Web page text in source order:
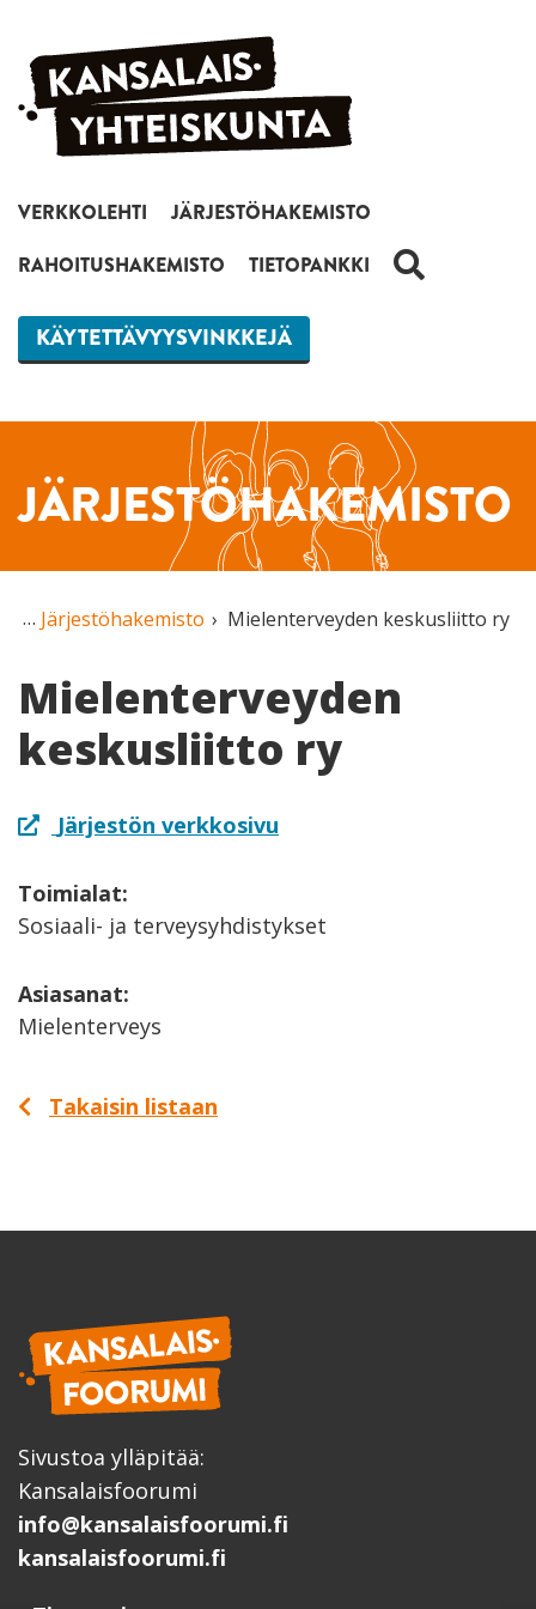
Siirry sisältöön
VERKKOLEHTI
JÄRJESTÖHAKEMISTO
RAHOITUSHAKEMISTO
TIETOPANKKI HAKU
KÄYTETTÄVYYSVINKKEJÄ
JÄRJESTÖHAKEMISTO
Järjestöhakemisto Mielenterveyden keskusliitto ry
Mielenterveyden
keskusliitto ry
Järjestön verkkosivu
Toimialat:
Sosiaali- ja terveysyhdistykset
Asiasanat:
Mielenterveys
Takaisin listaan
Sivustoa ylläpitää:
Kansalaisfoorumi
info@kansalaisfoorumi.fi
kansalaisfoorumi.fi